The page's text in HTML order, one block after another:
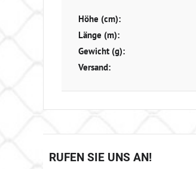
Höhe (cm):
Länge (m):
Gewicht (g):
Versand:
RUFEN SIE UNS AN!